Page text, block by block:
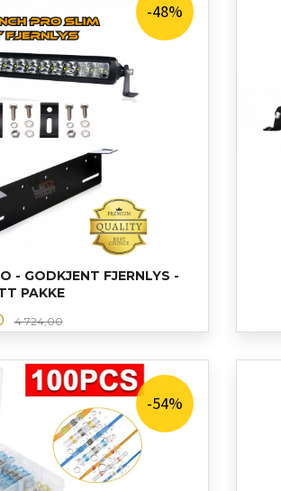
- GODKJENT FJERNLYS -
PAKKE
4 724,00Rabatt
-48%
-54%